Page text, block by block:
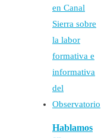
Hablamos